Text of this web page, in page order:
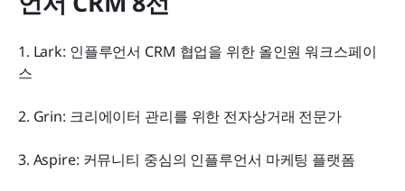
1. Lark: 인플루언서 CRM 협업을 위한 올인원 워크스페이
스
2. Grin: 크리에이터 관리를 위한 전자상거래 전문가
3. Aspire: 커뮤니티 중심의 인플루언서 마케팅 플랫폼